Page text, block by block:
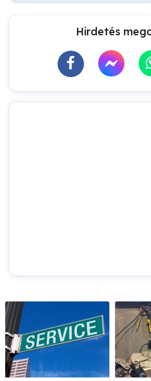
Hirdetés